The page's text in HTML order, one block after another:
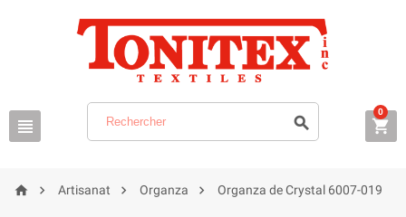
  
0
  Artisanat  Organza  Organza de Crystal 6007-019